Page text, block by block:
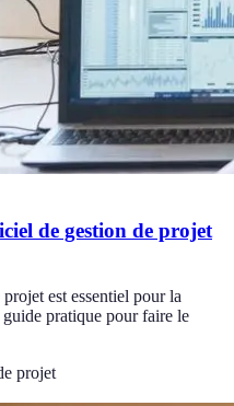
de gestion de projet
est essentiel pour la
pratique pour faire le
projet